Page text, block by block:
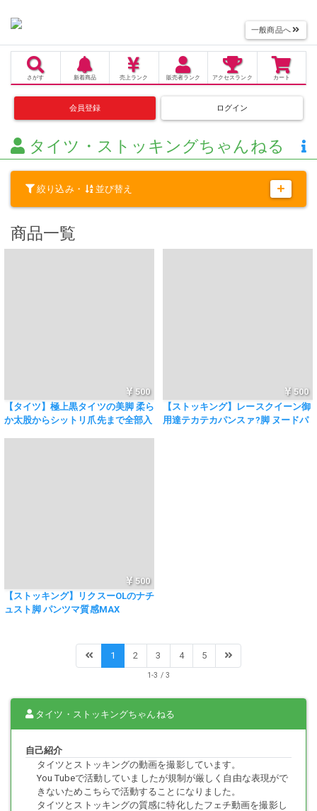
一般商品へ
さがす 新着商品 売上 ランク 販売者ランク アクセス ランク カート
会員登録 ログイン
タイツ・ストッキングちゃんねる
絞り込み・ 並び替え
商品一覧
500
【タイツ】極上黒タイツの美脚 柔ら
か太股からシットリ爪先まで全部入
500
【ストッキング】レースクイーン御
用達テカテカパンスァ?脚 ヌードパ
500
【ストッキング】リクスーOLのナチ
ュスト脚 パンツマ質感MAX
1 2 3 4 5
1-3 / 3
タイツ・ストッキングちゃんねる
自己紹介
タイツとストッキングの動画を撮影しています。
You Tubeで活動していましたが規制が厳しく自由な表現がで
きないためこちらで活動することになりました。
タイツとストッキングの質感に特化したフェチ動画を撮影し